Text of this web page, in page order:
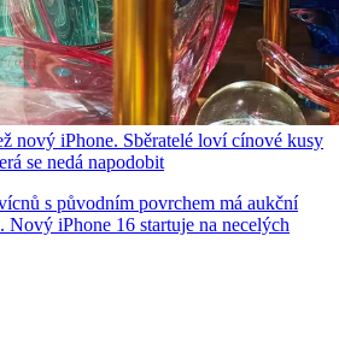
nový iPhone. Sběratelé loví cínové kusy
se nedá napodobit
s původním povrchem má aukční
Nový iPhone 16 startuje na necelých